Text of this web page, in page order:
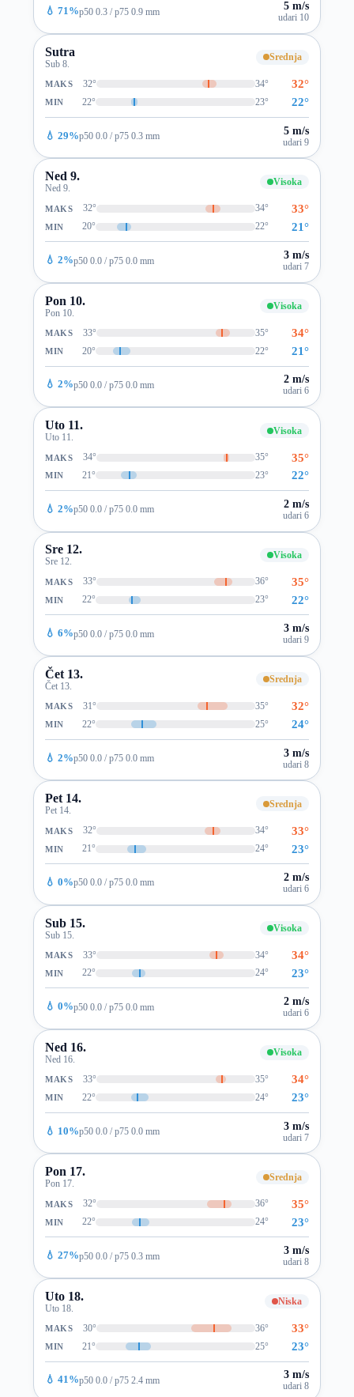
💧 71%p50 0.3 / p75 0.9 mm 5 m/s
udari 10
Sutra
Sub 8.
Srednja
MAKS 32° 34° 32°
MIN 22° 23° 22°
💧 29%p50 0.0 / p75 0.3 mm 5 m/s
udari 9
Ned 9.
Ned 9.
Visoka
MAKS 32° 34° 33°
MIN 20° 22° 21°
💧 2%p50 0.0 / p75 0.0 mm 3 m/s
udari 7
Pon 10.
Pon 10.
Visoka
MAKS 33° 35° 34°
MIN 20° 22° 21°
💧 2%p50 0.0 / p75 0.0 mm 2 m/s
udari 6
Uto 11.
Uto 11.
Visoka
MAKS 34° 35° 35°
MIN 21° 23° 22°
💧 2%p50 0.0 / p75 0.0 mm 2 m/s
udari 6
Sre 12.
Sre 12.
Visoka
MAKS 33° 36° 35°
MIN 22° 23° 22°
💧 6%p50 0.0 / p75 0.0 mm 3 m/s
udari 9
Čet 13.
Čet 13.
Srednja
MAKS 31° 35° 32°
MIN 22° 25° 24°
💧 2%p50 0.0 / p75 0.0 mm 3 m/s
udari 8
Pet 14.
Pet 14.
Srednja
MAKS 32° 34° 33°
MIN 21° 24° 23°
💧 0%p50 0.0 / p75 0.0 mm 2 m/s
udari 6
Sub 15.
Sub 15.
Visoka
MAKS 33° 34° 34°
MIN 22° 24° 23°
💧 0%p50 0.0 / p75 0.0 mm 2 m/s
udari 6
Ned 16.
Ned 16.
Visoka
MAKS 33° 35° 34°
MIN 22° 24° 23°
💧 10%p50 0.0 / p75 0.0 mm 3 m/s
udari 7
Pon 17.
Pon 17.
Srednja
MAKS 32° 36° 35°
MIN 22° 24° 23°
💧 27%p50 0.0 / p75 0.3 mm 3 m/s
udari 8
Uto 18.
Uto 18.
Niska
MAKS 30° 36° 33°
MIN 21° 25° 23°
💧 41%p50 0.0 / p75 2.4 mm 3 m/s
udari 8